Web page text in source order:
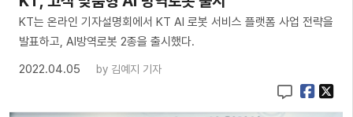
KT는 온라인 기자설명회에서 KT AI 로봇 서비스 플랫폼 사업 전략을
발표하고, AI방역로봇 2종을 출시했다.
2022.04.05
by 김예지 기자